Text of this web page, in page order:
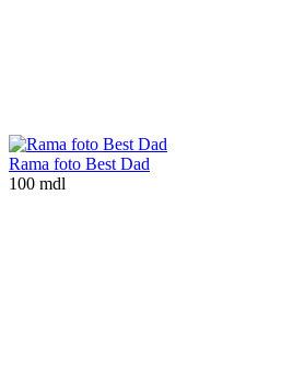
Rama foto Best Dad
100 mdl